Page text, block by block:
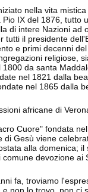
nella vita
IX del 1876, tutto
di intere Nazioni ad
tutti il presidente
e primi decenni
religiose,
da santa
nel 1821 dalla
nel 1865 dalla
africane di
Cuore" fondata
Gesù viene
alla domenica;
devozione
fa, troviamo